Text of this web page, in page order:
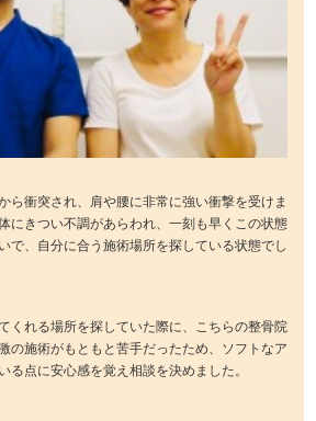
ら衝突され、肩や腰に非常に強い衝撃を受けま
にきつい不調があらわれ、一刻も早くこの状態
で、自分に合う施術場所を探している状態でし
くれる場所を探していた際に、こちらの整骨院
の施術がもともと苦手だったため、ソフトなア
る点に安心感を覚え相談を決めました。